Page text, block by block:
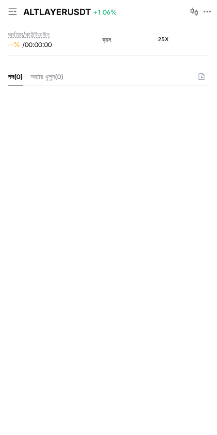
ALTLAYERUSDT +1.06%
অর্থায়ন/কাউন্টডাউন
--% /00:00:00
ক্রস 25X
পদ(0) অর্ডার খুলুন(0)